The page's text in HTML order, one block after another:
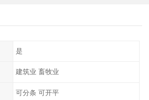
是
建筑业 畜牧业
可分条 可开平